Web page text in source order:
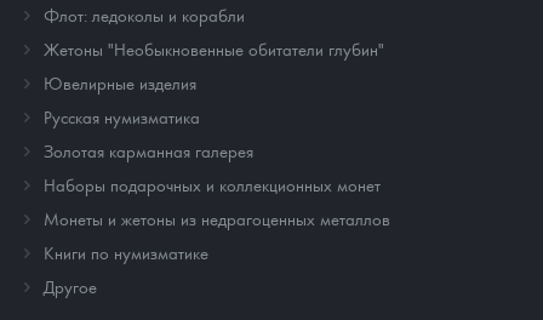
Флот: ледоколы и корабли
Жетоны "Необыкновенные обитатели глубин"
Ювелирные изделия
Русская нумизматика
Золотая карманная галерея
Наборы подарочных и коллекционных монет
Монеты и жетоны из недрагоценных металлов
Книги по нумизматике
Другое